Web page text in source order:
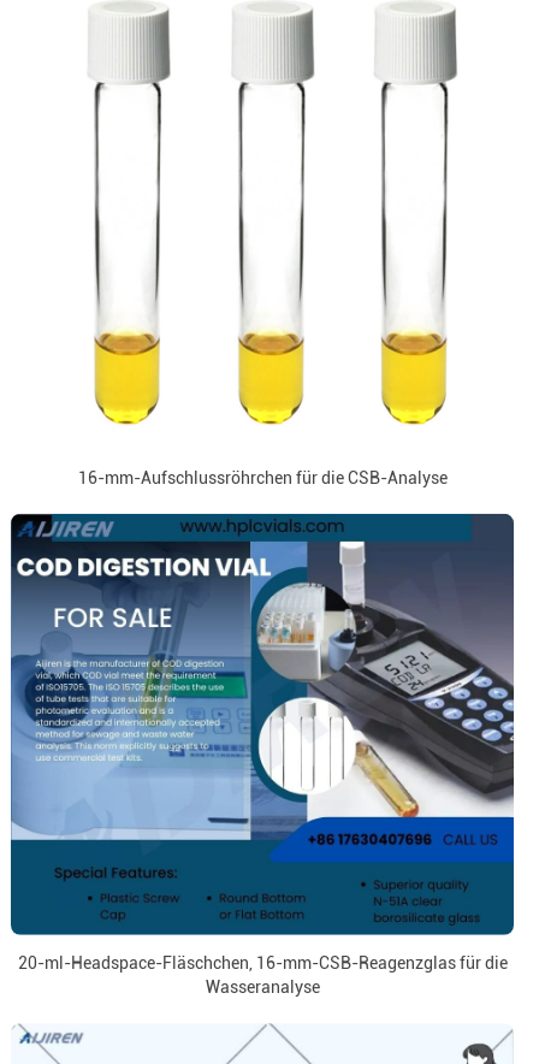
16-mm-Aufschlussröhrchen für die CSB-Analyse
20-ml-Headspace-Fläschchen, 16-mm-CSB-Reagenzglas für die
Wasseranalyse